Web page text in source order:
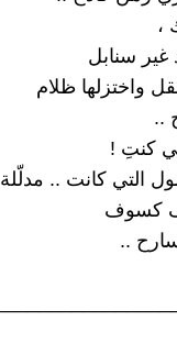
،
غير سنابل
واختزلها ظلام
..
كنتِ !
التي كانت .. مدلّلة
كسوف
..